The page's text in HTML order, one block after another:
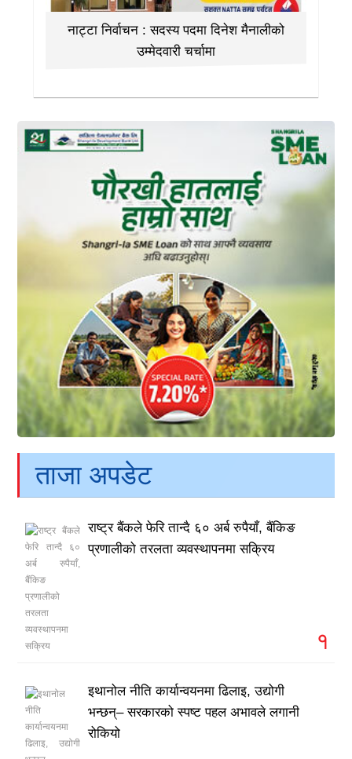
नाट्टा निर्वाचन : सदस्य पदमा दिनेश मैनालीको
उम्मेदवारी चर्चामा
ताजा अपडेट
राष्ट्र बैंकले फेरि तान्दै ६० अर्ब रुपैयाँ, बैंकिङ
प्रणालीको तरलता व्यवस्थापनमा सक्रिय
१
इथानोल नीति कार्यान्वयनमा ढिलाइ, उद्योगी
भन्छन्– सरकारको स्पष्ट पहल अभावले लगानी
रोकियो